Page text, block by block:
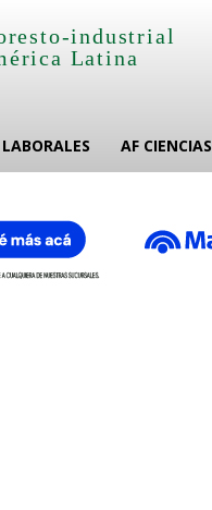
industrial
Latina
AF CIENCIAS